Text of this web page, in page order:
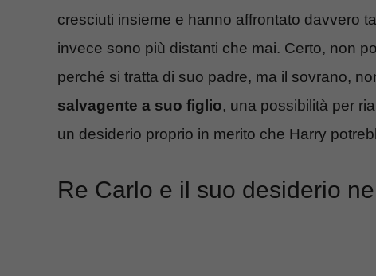
cresciuti insieme e hanno affrontato davvero
invece sono più distanti che mai. Certo, non
perché si tratta di suo padre, ma il sovrano,
salvagente a suo figlio, una possibilità per
un desiderio proprio in merito che Harry
Re Carlo e il suo desiderio